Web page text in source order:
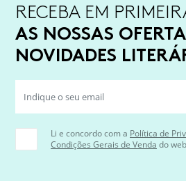
RECEBA EM
AS NOSSAS
NOVIDADES
Li e concordo com a Política de
Condições Gerais de Venda do